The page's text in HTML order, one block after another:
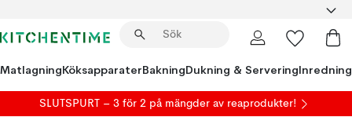
MatlagningKöksapparaterBakningDukning & ServeringInredning
SLUTSPURT – 3 för 2 på mängder av reaprodukter!